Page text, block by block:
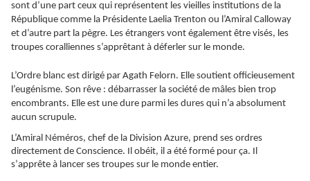
sont d’une part ceux qui représentent les vieilles institutions de la
République comme la Présidente Laelia Trenton ou l’Amiral Calloway
et d’autre part la pègre. Les étrangers vont également être visés, les
troupes coralliennes s’apprêtant à déferler sur le monde.
L’Ordre blanc est dirigé par Agath Felorn. Elle soutient officieusement
l’eugénisme. Son rêve : débarrasser la société de mâles bien trop
encombrants. Elle est une dure parmi les dures qui n’a absolument
aucun scrupule.
L’Amiral Néméros, chef de la Division Azure, prend ses ordres
directement de Conscience. Il obéit, il a été formé pour ça. Il
s’apprête à lancer ses troupes sur le monde entier.